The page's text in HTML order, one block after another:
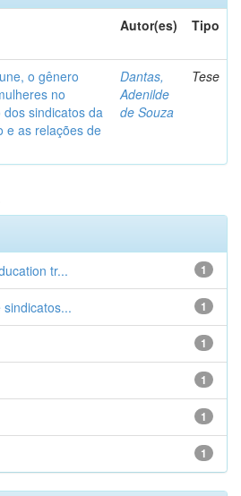
Autor(es) Tipo
o gênero
no
dos sindicatos da
e as relações de
Dantas,
Adenilde
de Souza
Tese
1
tr...
1
1
1
1
1